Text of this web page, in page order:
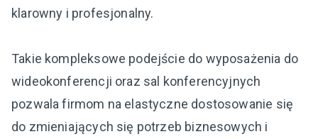
klarowny i profesjonalny.
Takie kompleksowe podejście do wyposażenia do
wideokonferencji oraz sal konferencyjnych
pozwala firmom na elastyczne dostosowanie się
do zmieniających się potrzeb biznesowych i